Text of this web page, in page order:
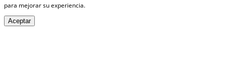
para mejorar su experiencia.
Aceptar